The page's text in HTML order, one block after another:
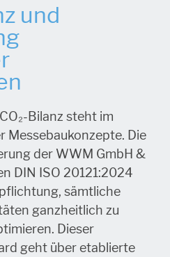
und
Bilanz steht im
Messebaukonzepte. Die
der WWM GmbH &
DIN ISO 20121:2024
sämtliche
ganzheitlich zu
Dieser
geht über etablierte